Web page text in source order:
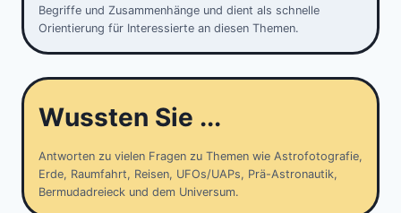
Begriffe und Zusammenhänge und dient als schnelle
Orientierung für Interessierte an diesen Themen.
Wussten Sie ...
Antworten zu vielen Fragen zu Themen wie Astrofotografie,
Erde, Raumfahrt, Reisen, UFOs/UAPs, Prä-Astronautik,
Bermudadreieck und dem Universum.